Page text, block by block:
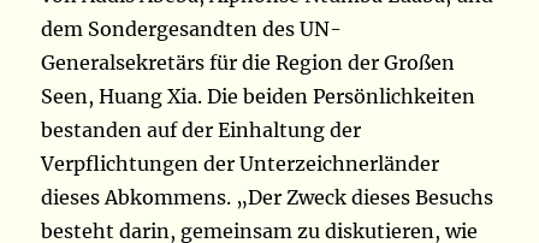
dem Sondergesandten des UN-
Generalsekretärs für die Region der Großen
Seen, Huang Xia. Die beiden Persönlichkeiten
bestanden auf der Einhaltung der
Verpflichtungen der Unterzeichnerländer
dieses Abkommens. „Der Zweck dieses Besuchs
besteht darin, gemeinsam zu diskutieren, wie